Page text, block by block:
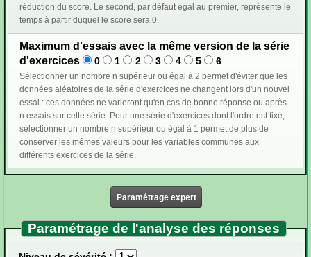
réduction du score. Le second, par défaut égal au premier, représente le
temps à partir duquel le score sera 0.
Maximum d'essais avec la même version de la série
d'exercices
0 1 2 3 4 5 6
Sélectionner un nombre n supérieur ou égal à 2 permet d'éviter que les
données aléatoires de la série d'exercices ne changent lors d'un nouvel
essai : ces données ne varieront qu'en cas de bonne réponse ou après
n essais sur cette série. Pour une série d'exercices dont l'ordre est fixé,
sélectionner un nombre n supérieur ou égal à 1 permet de plus de
conserver les mêmes valeurs pour les variables communes aux
différents exercices de la série.
Paramétrage expert
Paramétrage de l'analyse des réponses